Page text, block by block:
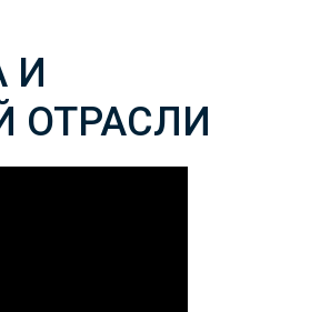
И
ОТРАСЛИ